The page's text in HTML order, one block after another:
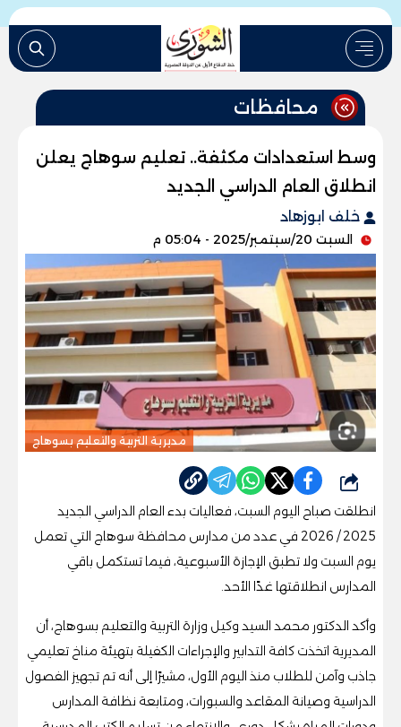
محافظات
وسط استعدادات مكثفة.. تعليم سوهاج يعلن
انطلاق العام الدراسي الجديد
خلف ابوزهاد
السبت 20/سبتمبر/2025 - 05:04 م
مديرية التربية والتعليم بسوهاج
شارك
انطلقت صباح اليوم السبت، فعاليات بدء العام الدراسي الجديد
2025 / 2026 في عدد من مدارس محافظة سوهاج التي تعمل
يوم السبت ولا تطبق الإجازة الأسبوعية، فيما تستكمل باقي
المدارس انطلاقتها غدًا الأحد.
وأكد الدكتور محمد السيد وكيل وزارة التربية والتعليم بسوهاج، أن
المديرية اتخذت كافة التدابير والإجراءات الكفيلة بتهيئة مناخ تعليمي
جاذب وآمن للطلاب منذ اليوم الأول، مشيرًا إلى أنه تم تجهيز الفصول
الدراسية وصيانة المقاعد والسبورات، ومتابعة نظافة المدارس